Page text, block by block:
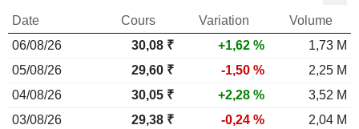
Date Cours Variation
Volume
06/08/26
30,08 ₹ +1,62 %
1,73 M
05/08/26
29,60 ₹ -1,50 %
2,25 M
04/08/26
30,05 ₹ +2,28 %
3,52 M
03/08/26
29,38 ₹ -0,24 %
2,04 M